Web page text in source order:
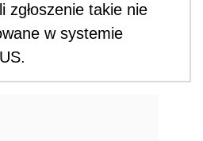
zgłoszenie takie nie
w systemie